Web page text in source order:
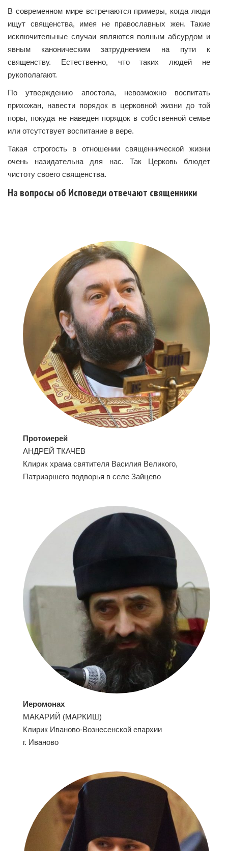
В современном мире встречаются примеры, когда люди
ищут священства, имея не православных жен. Такие
исключительные случаи являются полным абсурдом и
явным каноническим затруднением на пути к
священству. Естественно, что таких людей не
рукополагают.
По утверждению апостола, невозможно воспитать
прихожан, навести порядок в церковной жизни до той
поры, покуда не наведен порядок в собственной семье
или отсутствует воспитание в вере.
Такая строгость в отношении священнической жизни
очень назидательна для нас. Так Церковь блюдет
чистоту своего священства.
На вопросы об Исповеди отвечают священники
Протоиерей
АНДРЕЙ ТКАЧЕВ
Клирик храма святителя Василия Великого,
Патриаршего подворья в селе Зайцево
Иеромонах
МАКАРИЙ (МАРКИШ)
Клирик Иваново-Вознесенской епархии
г. Иваново